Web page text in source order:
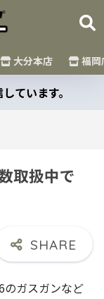
大分本店 福岡
ています。
取扱中で
のガスガンなど